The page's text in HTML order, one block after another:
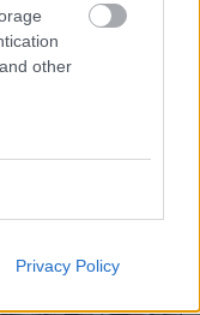
other
Privacy Policy
Így aztán akkor
egyszeri…